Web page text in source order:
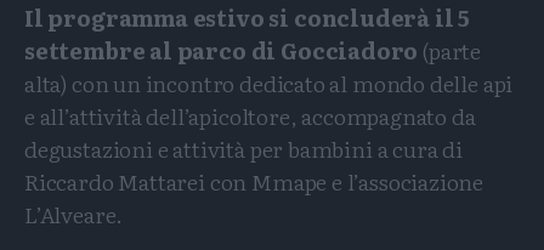
Il programma estivo si concluderà il 5
settembre al parco di Gocciadoro (parte
alta) con un incontro dedicato al mondo delle api
e all’attività dell’apicoltore, accompagnato da
degustazioni e attività per bambini a cura di
Riccardo Mattarei con Mmape e l’associazione
L’Alveare.